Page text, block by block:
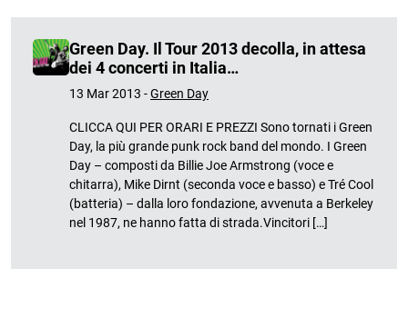
Green Day. Il Tour 2013 decolla, in attesa
dei 4 concerti in Italia…
13 Mar 2013 -Green Day
CLICCA QUI PER ORARI E PREZZI Sono tornati i Green
Day, la più grande punk rock band del mondo. I Green
Day – composti da Billie Joe Armstrong (voce e
chitarra), Mike Dirnt (seconda voce e basso) e Tré Cool
(batteria) – dalla loro fondazione, avvenuta a Berkeley
nel 1987, ne hanno fatta di strada.Vincitori […]